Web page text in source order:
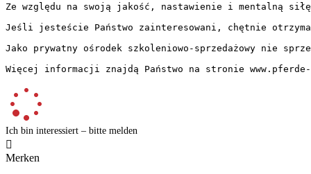
Ze względu na swoją jakość, nastawienie i mentalną
Jeśli jesteście Państwo zainteresowani, chętnie
Jako prywatny ośrodek szkoleniowo-sprzedażowy nie
Więcej informacji znajdą Państwo na stronie
Ich bin interessiert – bitte melden

Merken